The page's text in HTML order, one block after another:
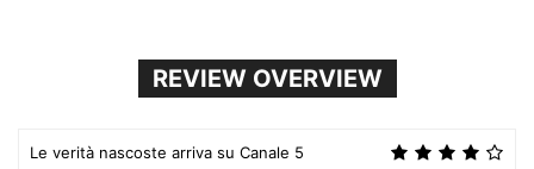
REVIEW OVERVIEW
Le verità nascoste arriva su Canale 5